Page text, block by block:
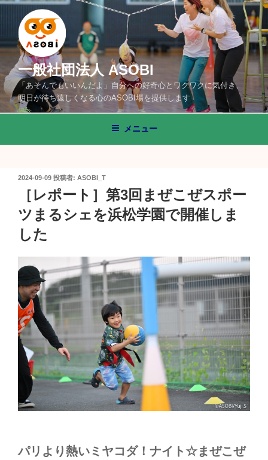
コ
ン
へ
ス
一般社団法人 ASOBI
「あそんでもいいんだよ」自分への好奇心とワクワクに気付き、
明日が待ち遠しくなる心のASOBI場を提供します
メニュー
投
2024-09-09 投稿者: ASOBI_T
［レポート］第3回まぜこぜスポー
ツまるシェを浜松学園で開催しま
した
パリより熱いミヤコダ！ナイト☆まぜこぜ